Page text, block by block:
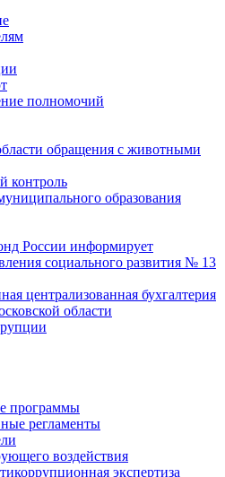
полномочий
обращения с животными
контроль
образования
России информирует
социального развития № 13
централизованная бухгалтерия
области
программы
регламенты
воздействия
экспертиза